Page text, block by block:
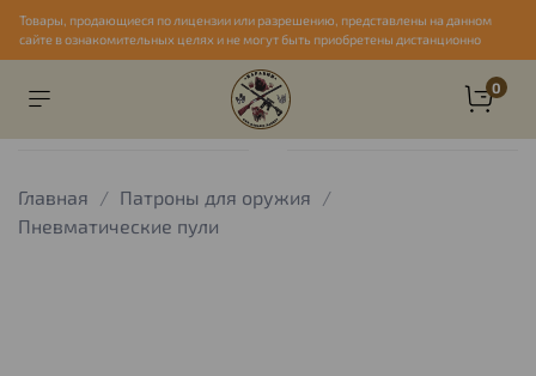
Товары, продающиеся по лицензии или разрешению, представлены на данном
сайте в ознакомительных целях и не могут быть приобретены дистанционно
0
Главная
Патроны для оружия
Пневматические пули